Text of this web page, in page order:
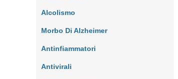
Alcolismo
Morbo Di Alzheimer
Antinfiammatori
Antivirali